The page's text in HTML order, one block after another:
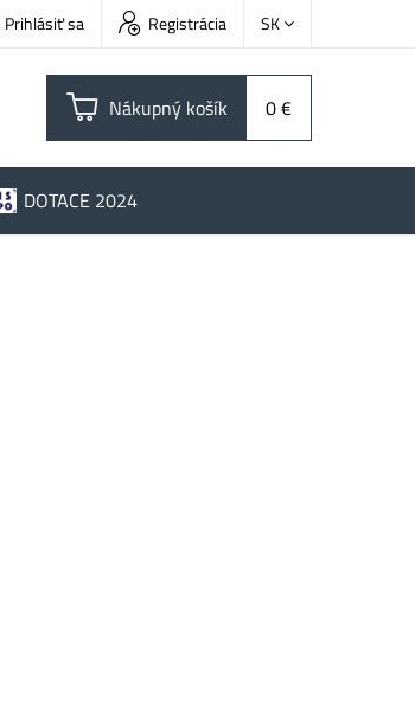
Prihlásiť sa Registrácia SK
Nákupný košík 0 €
DOTACE 2024